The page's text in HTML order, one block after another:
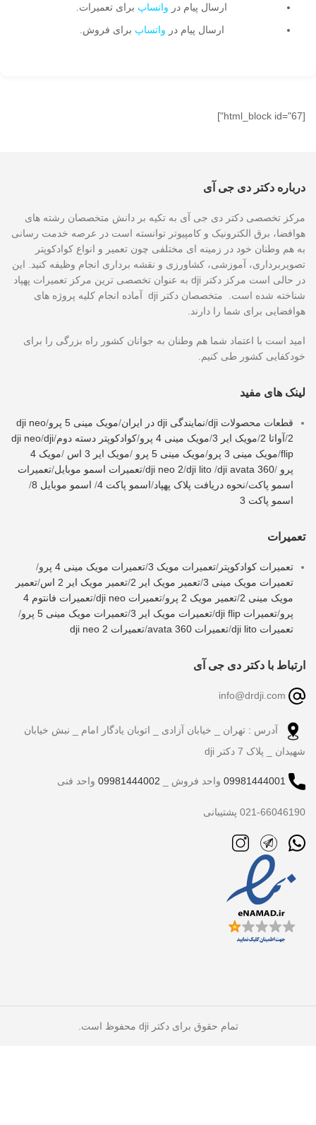
ارسال پیام در واتساپ برای تعمیرات.
ارسال پیام در واتساپ برای فروش.
[html_block id="67"]
درباره دکتر دی جی آی
مرکز تخصصی دکتر دی جی آی به تکیه بر دانش متخصصان رشته های
هوافضا، برق الکترونیک و کامپیوتر توانسته است در عرصه خدمت رسانی
به هم وطنان خود در زمینه ای مختلفی چون تعمیر و انواع کوادکوپتر
تصویربرداری، آموزشی، کشاورزی و نقشه برداری انجام وظیفه کنید. این
در حالی است مرکز دکتر dji به عنوان تخصصی ترین مرکز تعمیرات پهپاد
شناخته شده است. متخصصان دکتر dji آماده انجام کلیه پروژه های
هوافضایی برای شما را دارند.
امید است با اعتماد شما هم وطنان به جوانان کشور راه بزرگی را برای
خودکفایی کشور طی کنیم.
لینک های مفید
قطعات محصولات dji /نمایندگی dji در ایران /مویک مینی 5 پرو /
dji neo
2
/آواتا 2 /مویک ایر 3 /مویک مینی 4 پرو /کوادکوپتر دسته دوم/
dji neo/dji
flip
/مویک مینی 3 پرو /مویک مینی 5 پرو /مویک ایر 3 اس /
مویک 4
پرو /
dji neo 2/dji lito /dji avata 360
/تعمیرات اسمو موبایل/تعمیرات
اسمو پاکت/نحوه دریافت پلاک پهپاد/اسمو پاکت 4 / اسمو موبایل 8
/
اسمو پاکت 3
تعمیرات
تعمیرات کوادکوپتر /تعمیرات مویک 3 /تعمیرات مویک مینی 4 پرو
/
تعمیرات مویک مینی 3
/تعمیر مویک ایر 2 /تعمیر مویک ایر 2 اس /تعمیر
مویک مینی 2
/تعمیر مویک 2 پرو /تعمیرات dji neo /
تعمیرات فانتوم 4
پرو/تعمیرات dji flip /تعمیرات مویک ایر 3 /تعمیرات مویک مینی 5 پرو
/
تعمیرات dji lito
/تعمیرات avata 360 /تعمیرات dji neo 2
ارتباط با دکتر دی جی آی
آدرس : تهران _ خیابان آزادی _ اتوبان یادگار امام _ نبش خیابان
شهیدان _ پلاک 7 دکتر dji
09981444001 واحد فروش _ 09981444002 واحد فنی
021-66046190 پشتیبانی
تمام حقوق برای دکتر dji محفوظ است.